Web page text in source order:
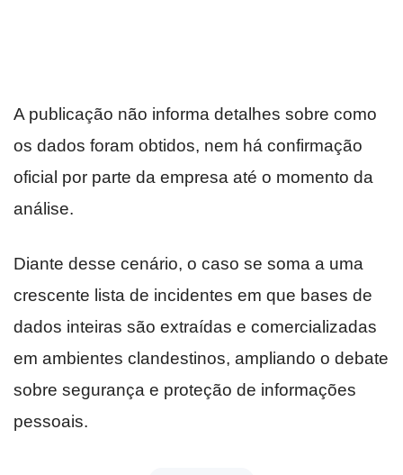
A publicação não informa detalhes sobre como
os dados foram obtidos, nem há confirmação
oficial por parte da empresa até o momento da
análise.
Diante desse cenário, o caso se soma a uma
crescente lista de incidentes em que bases de
dados inteiras são extraídas e comercializadas
em ambientes clandestinos, ampliando o debate
sobre segurança e proteção de informações
pessoais.